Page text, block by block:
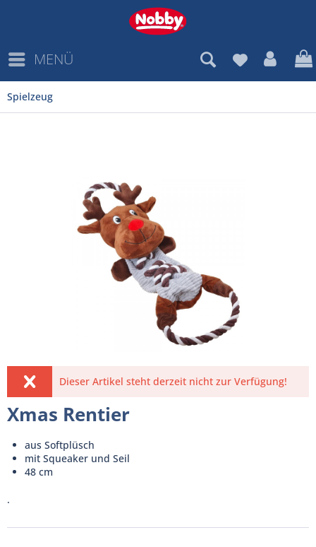
MENÜ
Spielzeug
Dieser Artikel steht derzeit nicht zur Verfügung!
Xmas Rentier
aus Softplüsch
mit Squeaker und Seil
48 cm
.